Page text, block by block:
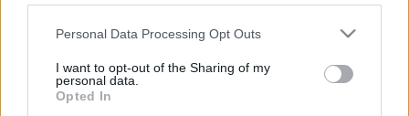
Personal Data Processing Opt Outs
I want to opt-out of the Sharing of my
personal data.
Opted In
Registrati Redazione Invia notizia Feed RSS Facebook
Twitter